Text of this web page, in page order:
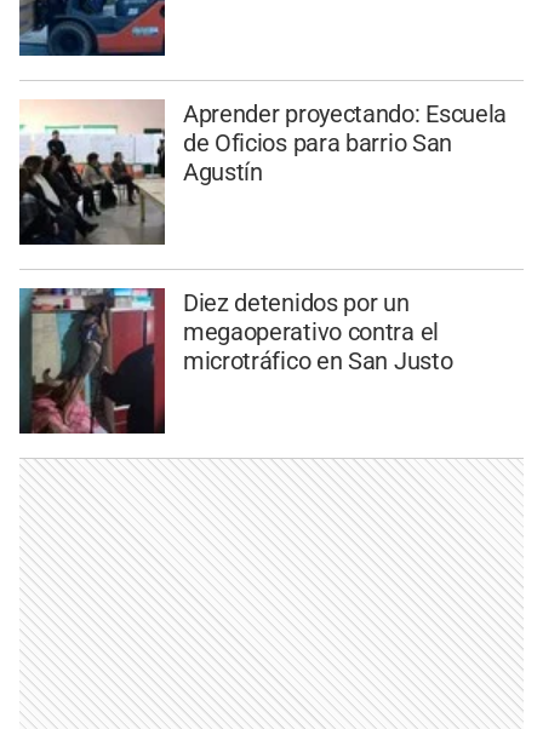
Aprender proyectando: Escuela
de Oficios para barrio San
Agustín
Diez detenidos por un
megaoperativo contra el
microtráfico en San Justo